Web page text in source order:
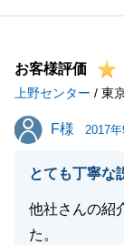
できました。
絡いただけれ
引き続き宜し
お客様評価
上野センター / 東
F様
F様 2017年
とても丁寧な
他社さんの紹
た。